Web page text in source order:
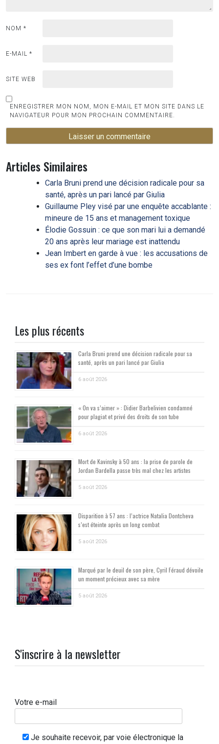
NOM *
E-MAIL *
SITE WEB
ENREGISTRER MON NOM, MON E-MAIL ET MON SITE DANS LE
NAVIGATEUR POUR MON PROCHAIN COMMENTAIRE.
Articles Similaires
Carla Bruni prend une décision radicale pour sa
santé, après un pari lancé par Giulia
Guillaume Pley visé par une enquête accablante :
mineure de 15 ans et management toxique
Élodie Gossuin : ce que son mari lui a demandé
20 ans après leur mariage est inattendu
Jean Imbert en garde à vue : les accusations de
ses ex font l’effet d’une bombe
Les plus récents
Carla Bruni prend une décision radicale pour sa
santé, après un pari lancé par Giulia
6 août 2026
« On va s’aimer » : Didier Barbelivien condamné
pour plagiat et privé des droits de son tube
6 août 2026
Mort de Kavinsky à 50 ans : la prise de parole de
Jordan Bardella passe très mal chez les artistes
5 août 2026
Disparition à 57 ans : l’actrice Natalia Dontcheva
s’est éteinte après un long combat
5 août 2026
Marqué par le deuil de son père, Cyril Féraud dévoile
un moment précieux avec sa mère
5 août 2026
S'inscrire à la newsletter
Votre e-mail
Je souhaite recevoir, par voie électronique la